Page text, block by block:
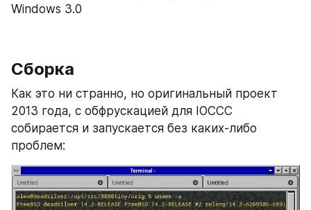
Windows 3.0
Сборка
Как это ни странно, но оригинальный проект
2013 года, с обфрускацией для IOCCC
собирается и запускается без каких-либо
проблем: